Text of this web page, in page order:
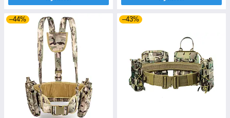
–44% –43%